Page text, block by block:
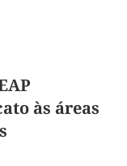
às áreas